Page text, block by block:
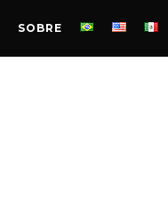
SOBRE